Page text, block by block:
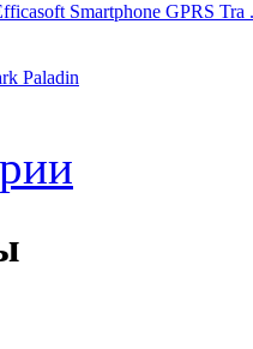
Smartphone GPRS Tra
Paladin